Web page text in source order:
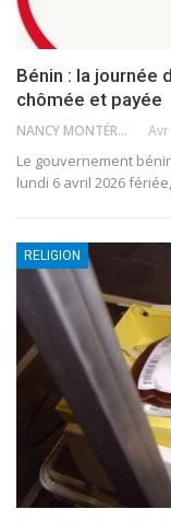
Bénin : la journée
chômée et payée
NANCY MONTÉRO
Le gouvernement
lundi 6 avril 2026
RELIGION